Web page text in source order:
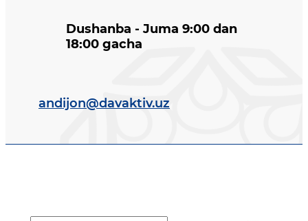
Dushanba - Juma 9:00 dan
18:00 gacha
andijon@davaktiv.uz